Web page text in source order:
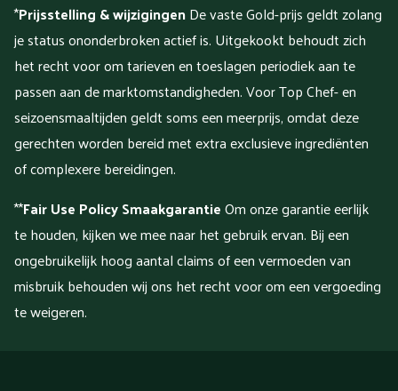
*Prijsstelling & wijzigingenDe vaste Gold-prijs geldt zolang
je status ononderbroken actief is. Uitgekookt behoudt zich
het recht voor om tarieven en toeslagen periodiek aan te
passen aan de marktomstandigheden. Voor Top Chef- en
seizoensmaaltijden geldt soms een meerprijs, omdat deze
gerechten worden bereid met extra exclusieve ingrediënten
of complexere bereidingen.
**Fair Use Policy SmaakgarantieOm onze garantie eerlijk
te houden, kijken we mee naar het gebruik ervan. Bij een
ongebruikelijk hoog aantal claims of een vermoeden van
misbruik behouden wij ons het recht voor om een vergoeding
te weigeren.